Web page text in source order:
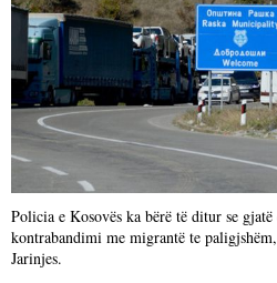
Policia e Kosovës ka bërë të ditur se
kontrabandimi me migrantë te
Jarinjes.